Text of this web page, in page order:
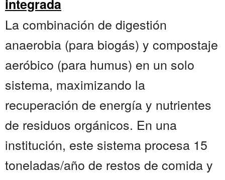
integrada
La combinación de digestión
anaerobia (para biogás) y compostaje
aeróbico (para humus) en un solo
sistema, maximizando la
recuperación de energía y nutrientes
de residuos orgánicos. En una
institución, este sistema procesa 15
toneladas/año de restos de comida y